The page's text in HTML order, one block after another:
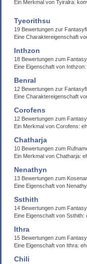
Ein Merkmal von Tyiralra:
Tyeorithsu
19 Bewertungen zur
Eine Charaktereigenschaft
Inthzon
18 Bewertungen zum
Eine Eigenschaft von
Benral
12 Bewertungen zur
Eine Charaktereigenschaft
Corofens
12 Bewertungen zum
Ein Merkmal von Corofens:
Chatharja
10 Bewertungen zum
Ein Merkmal von Chatharja:
Nenathyn
13 Bewertungen zum
Eine Eigenschaft von
Ssthith
14 Bewertungen zum
Eine Eigenschaft von Ssthith:
Ithra
15 Bewertungen zum
Eine Eigenschaft von Ithra:
Chili